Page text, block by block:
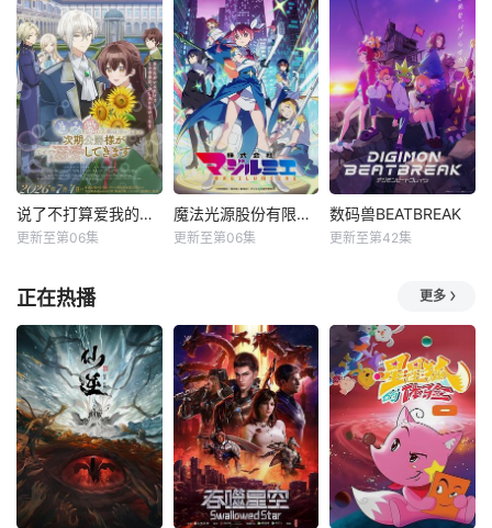
说了不打算爱我的公爵继承人，不知为何对我宠爱有加
更新至第06集
魔法光源股份有限公司第二季
更新至第06集
数码兽BEATBREAK
更新至第42集
正在热播 更多